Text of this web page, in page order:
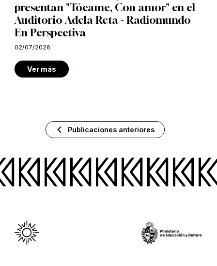
presentan "Tócame, Con amor" en el
Auditorio Adela Reta - Radiomundo
En Perspectiva
02/07/2026
Ver más
Publicaciones anteriores